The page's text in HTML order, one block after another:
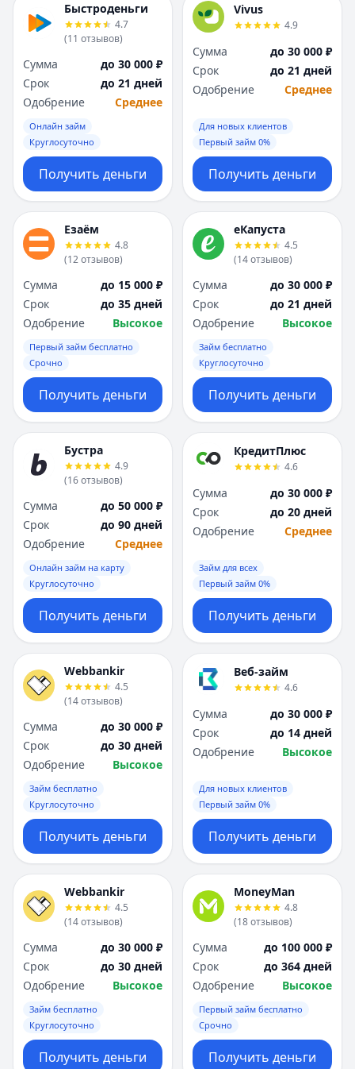
Быстроденьги
4.7
(11 отзывов)
Сумма
до 30 000 ₽
Срок
до 21 дней
Одобрение
Среднее
Онлайн займ
Круглосуточно
Получить деньги
Vivus
4.9
Сумма
до 30 000 ₽
Срок
до 21 дней
Одобрение
Среднее
Для новых клиентов
Первый займ 0%
Получить деньги
Езаём
4.8
(12отзывов)
Сумма
до 15 000 ₽
Срок
до 35 дней
Одобрение
Высокое
Первый займ бесплатно
Срочно
Получить деньги
еКапуста
4.5
(14отзывов)
Сумма
до 30 000 ₽
Срок
до 21 дней
Одобрение
Высокое
Займ бесплатно
Круглосуточно
Получить деньги
Бустра
4.9
(16отзывов)
Сумма
до 50 000 ₽
Срок
до 90 дней
Одобрение
Среднее
Онлайн займ на карту
Круглосуточно
Получить деньги
КредитПлюс
4.6
Сумма
до 30 000 ₽
Срок
до 20 дней
Одобрение
Среднее
Займ для всех
Первый займ 0%
Получить деньги
Webbankir
4.5
(14отзывов)
Сумма
до 30 000 ₽
Срок
до 30 дней
Одобрение
Высокое
Займ бесплатно
Круглосуточно
Получить деньги
Веб-займ
4.6
Сумма
до 30 000 ₽
Срок
до 14 дней
Одобрение
Высокое
Для новых клиентов
Первый займ 0%
Получить деньги
Webbankir
4.5
(14отзывов)
Сумма
до 30 000 ₽
Срок
до 30 дней
Одобрение
Высокое
Займ бесплатно
Круглосуточно
Получить деньги
MoneyMan
4.8
(18отзывов)
Сумма
до 100 000 ₽
Срок
до 364 дней
Одобрение
Высокое
Первый займ бесплатно
Срочно
Получить деньги